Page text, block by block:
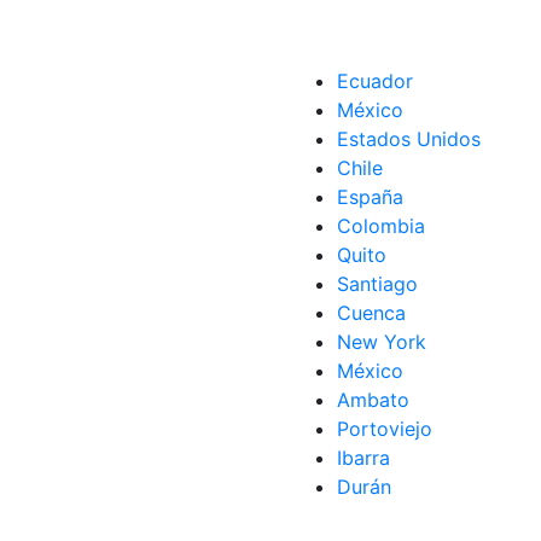
Ecuador
México
Estados Unidos
Chile
España
Colombia
Quito
Santiago
Cuenca
New York
México
Ambato
Portoviejo
Ibarra
Durán